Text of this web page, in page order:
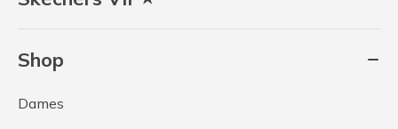
Shop
Dames